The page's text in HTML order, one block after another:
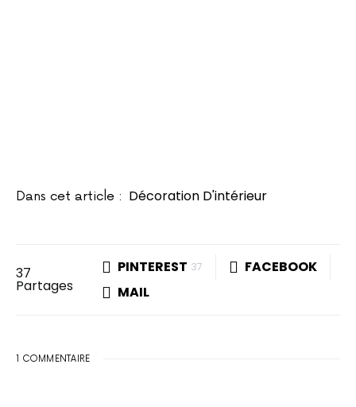
Dans cet article : Décoration D'intérieur
37
Partages
PINTEREST 37
FACEBOOK
MAIL
1 COMMENTAIRE